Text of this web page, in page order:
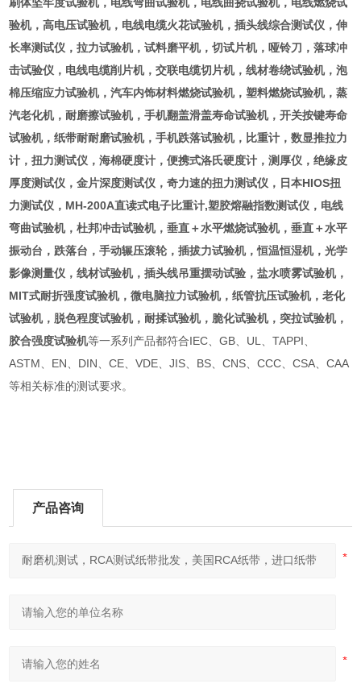
刷体坚牢度试验机，电线弯曲试验机，电线曲挠试验机，电线燃烧试
验机，高电压试验机，电线电缆火花试验机，插头线综合测试仪，伸
长率测试仪，拉力试验机，试料磨平机，切试片机，哑铃刀，落球冲
击试验仪，电线电缆削片机，交联电缆切片机，线材卷绕试验机，泡
棉压缩应力试验机，汽车内饰材料燃烧试验机，塑料燃烧试验机，蒸
汽老化机，耐磨擦试验机，手机翻盖滑盖寿命试验机，开关按键寿命
试验机，纸带耐耐磨试验机，手机跌落试验机，比重计，数显推拉力
计，扭力测试仪，海棉硬度计，便携式洛氏硬度计，测厚仪，绝缘皮
厚度测试仪，金片深度测试仪，奇力速的扭力测试仪，日本HIOS扭
力测试仪，MH-200A直读式电子比重计,塑胶熔融指数测试仪，电线
弯曲试验机，杜邦冲击试验机，垂直＋水平燃烧试验机，垂直＋水平
振动台，跌落台，手动辗压滚轮，插拔力试验机，恒温恒湿机，光学
影像测量仪，线材试验机，插头线吊重摆动试验，盐水喷雾试验机，
MIT式耐折强度试验机，微电脑拉力试验机，纸管抗压试验机，老化
试验机，脱色程度试验机，耐揉试验机，脆化试验机，突拉试验机，
胶合强度试验机等一系列产品都符合IEC、GB、UL、TAPPI、
ASTM、EN、DIN、CE、VDE、JIS、BS、CNS、CCC、CSA、CAA
等相关标准的测试要求。
产品咨询